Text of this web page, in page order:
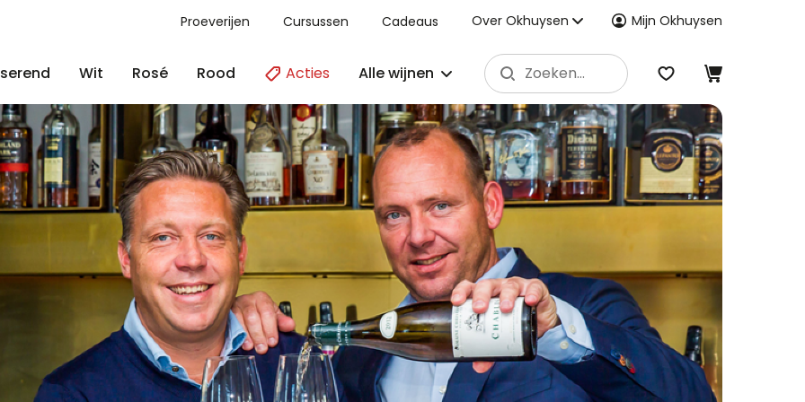
Proeverijen Cursussen Cadeaus Over Okhuysen Mijn Okhuysen
Wit Rosé Rood Acties Alle wijnen